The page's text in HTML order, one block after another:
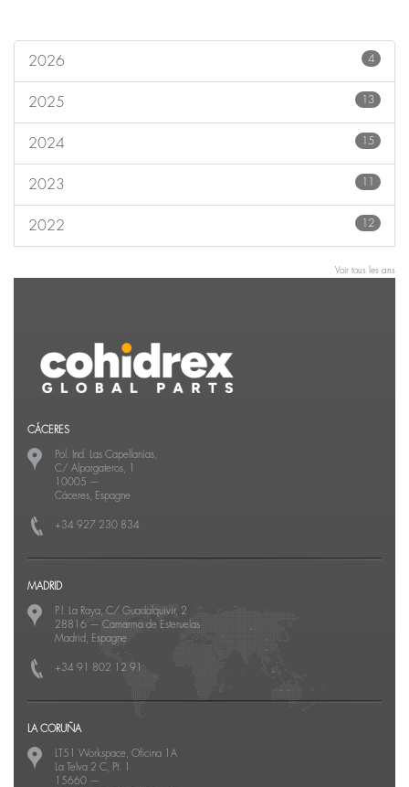
2026 4
2025 13
2024 15
2023 11
2022 12
Voir tous les ans
CÁCERES
Pol. Ind. Las Capellanías,
C/ Alpargateros, 1
10005 —
Cáceres, Espagne
+34 927 230 834
MADRID
P.I. La Raya, C/ Guadalquivir, 2
28816 — Camarma de Esteruelas
Madrid, Espagne
+34 91 802 12 91
LA CORUÑA
LT51 Workspace, Oficina 1A
La Telva 2 C, Pt. 1
15660 —